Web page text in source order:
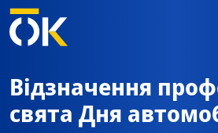
Відзначення
свята Дня